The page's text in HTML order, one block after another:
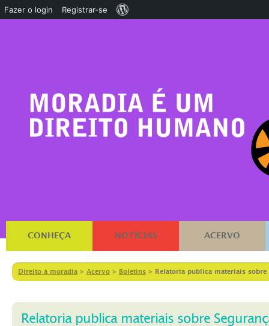
CONHEÇA NOTÍCIAS ACERVO
Direito à moradia > Acervo > Boletins > Relatoria publica materiais
Relatoria publica materiais sobre
Fazer o login Registrar-se